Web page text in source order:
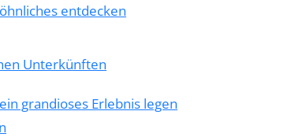
entdecken
Unterkünften
grandioses Erlebnis legen